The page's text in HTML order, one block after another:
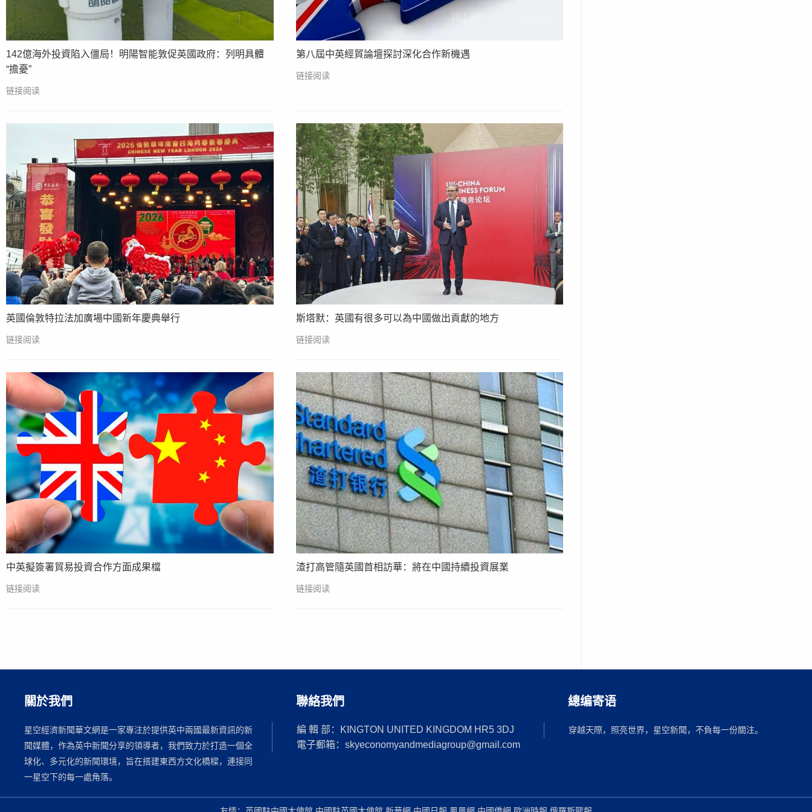
142億海外投資陷入僵局！明陽智能敦促英國政府：列明具體
“擔憂”
链接阅读
第八屆中英經貿論壇探討深化合作新機遇
链接阅读
英國倫敦特拉法加廣場中國新年慶典舉行
链接阅读
斯塔默：英國有很多可以為中國做出貢獻的地方
链接阅读
中英擬簽署貿易投資合作方面成果檔
链接阅读
渣打高管隨英國首相訪華：將在中國持續投資展業
链接阅读
關於我們
星空經濟新聞華文網是一家專注於提供英中兩國最新資訊的新
聞媒體，作為英中新聞分享的領導者，我們致力於打造一個全
球化、多元化的新聞環境，旨在搭建東西方文化橋樑，連接同
一星空下的每一處角落。
聯絡我們
編 輯 部：KINGTON UNITED KINGDOM HR5 3DJ
電子郵箱：skyeconomyandmediagroup@gmail.com
總编寄语
穿越天際，照亮世界，星空新聞，不負每一份關注。